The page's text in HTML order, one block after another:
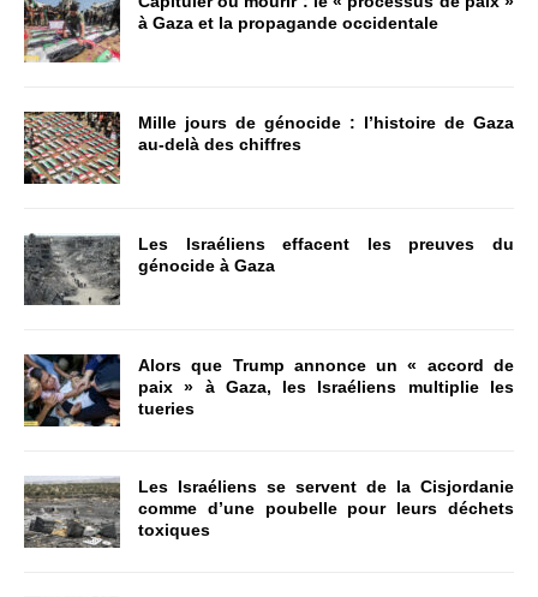
à Gaza et la propagande occidentale
Mille jours de génocide : l’histoire de Gaza
au-delà des chiffres
Les Israéliens effacent les preuves du
génocide à Gaza
Alors que Trump annonce un « accord de
paix » à Gaza, les Israéliens multiplie les
tueries
Les Israéliens se servent de la Cisjordanie
comme d’une poubelle pour leurs déchets
toxiques